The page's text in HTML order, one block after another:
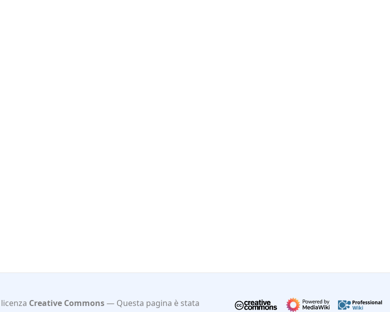
Creative Commons
Questa pagina è stata